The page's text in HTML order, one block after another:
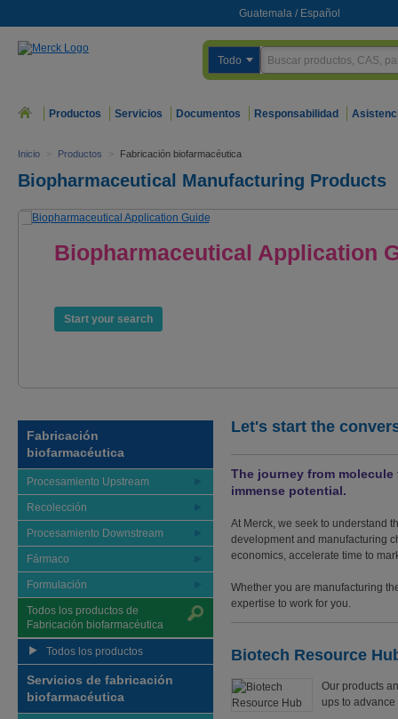
Guatemala / Español
Todo
Productos Servicios Documentos Responsabilidad
Inicio > Productos > Fabricación biofarmacéutica
Biopharmaceutical Manufacturing Products
Biopharmaceutical Application
Start your search
Fabricación
biofarmacéutica
Procesamiento Upstream
Recolección
Procesamiento Downstream
Fármaco
Formulación
Todos los productos de
Fabricación biofarmacéutica
Todos los productos
Servicios de fabricación
biofarmacéutica
Let's start the
The journey from
immense potential.
At Merck, we seek to understand
development and manufacturing
economics, accelerate time to
Whether you are manufacturing
expertise to work for you.
Biotech Resource
Our products
ups to